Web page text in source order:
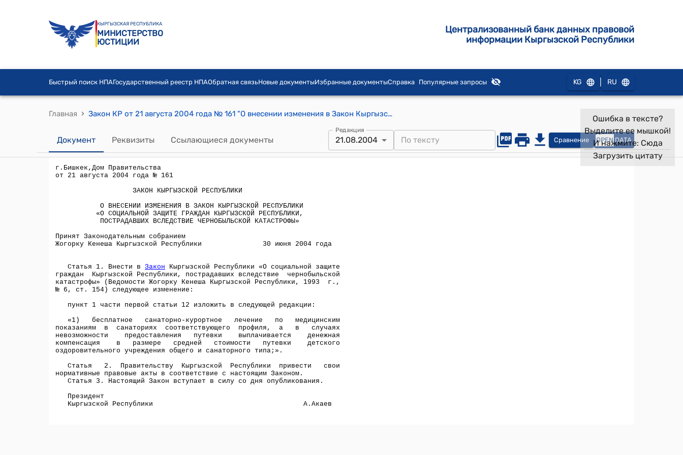
КЫРГЫЗСКАЯ РЕСПУБЛИКА
МИНИСТЕРСТВО
ЮСТИЦИИ
Централизованный банк данных правовой
информации Кыргызской Республики
Быстрый поиск НПАГосударственный реестр НПАОбратная связьНовые документыИзбранные документыСправка Популярные запросы KG RU
Главная › Закон КР от 21 августа 2004 года № 161 "О внесении изменения в Закон Кыргызской Республики "О социальной защите граждан Кыргызской Республики, пострадавших вследствие чернобыльской катастрофы"
Документ Реквизиты Ссылающиеся документы
Редакция
21.08.2004 Сравнение OPEN DATA
Ошибка в тексте?
Выделите ее мышкой!
И нажмите: Сюда
Загрузить цитату